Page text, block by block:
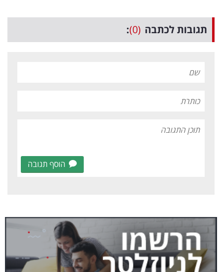
תגובות לכתבה (0)
:
הוסף תגובה